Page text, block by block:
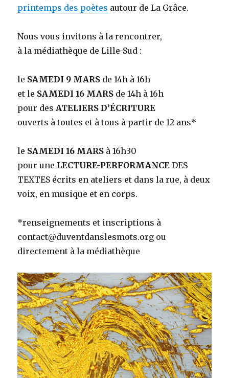
printemps des poètes autour de La Grâce.
Nous vous invitons à la rencontrer,
à la médiathèque de Lille-Sud :
le SAMEDI 9 MARS de 14h à 16h
et le SAMEDI 16 MARS de 14h à 16h
pour desATELIERS D’ÉCRITURE
ouverts à toutes et à tous à partir de 12 ans*
le SAMEDI 16 MARS à 16h30
pour une LECTURE-PERFORMANCEDES
TEXTES écrits en ateliers et dans la rue, à deux
voix, en musique et en corps.
*renseignements et inscriptions à
contact@duventdanslesmots.org ou
directement à la médiathèque